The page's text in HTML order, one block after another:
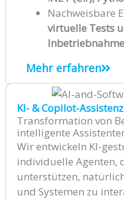
Nachweisbare
virtuelle Tests
Mehr erfahren
KI- & Copilot-
Transformation von
intelligente
Wir entwickeln KI-
individuelle Agenten,
unterstützen,
und Systemen zu